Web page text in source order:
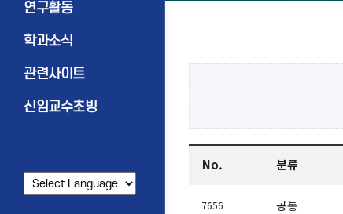
연구활동
학과소식
관련사이트
신임교수초빙
No. 분류
7656 공통